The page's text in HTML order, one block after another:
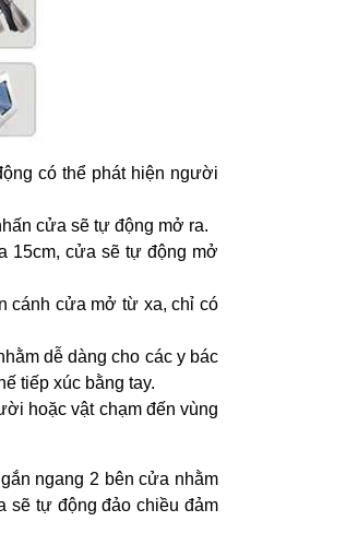
có thể phát hiện người
cửa sẽ tự động mở ra.
15cm, cửa sẽ tự động mở
cánh cửa mở từ xa, chỉ có
dễ dàng cho các y bác
tiếp xúc bằng tay.
hoặc vật chạm đến vùng
ngang 2 bên cửa nhằm
sẽ tự động đảo chiều đảm